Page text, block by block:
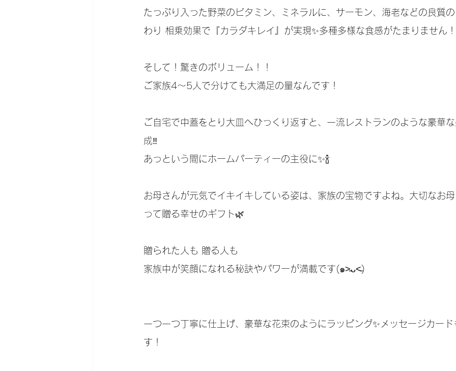
たっぷり入った野菜のビタミン、ミネラルに、サーモン、海老などの良質
わり 相乗効果で『カラダキレイ』が実現✨多種多様な食感がたまりません！
そして！驚きのボリューム！！
ご家族4〜5人で分けても大満足の量なんです！
ご自宅で中蓋をとり大皿へひっくり返すと、一流レストランのような豪華
成‼️
あっという間にホームパーティーの主役に✨🍾
お母さんが元気でイキイキしている姿は、家族の宝物ですよね。大切なお
って贈る幸せのギフト🌿
贈られた人も 贈る人も
家族中が笑顔になれる秘訣やパワーが満載です(๑˃̵ᴗ˂̵)
一つ一つ丁寧に仕上げ、豪華な花束のようにラッピング✨メッセージカード
す！